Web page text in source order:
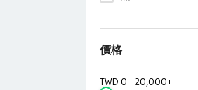
價格
TWD 0 - 20,000+